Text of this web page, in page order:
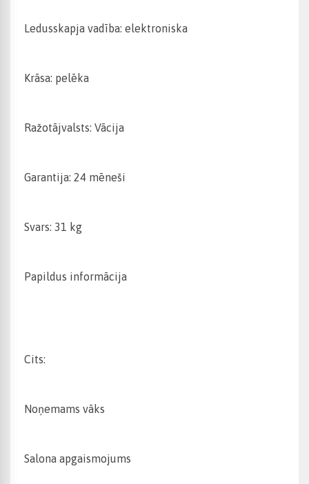
Ledusskapja vadība: elektroniska
Krāsa: pelēka
Ražotājvalsts: Vācija
Garantija: 24 mēneši
Svars: 31 kg
Papildus informācija
Cits:
Noņemams vāks
Salona apgaismojums